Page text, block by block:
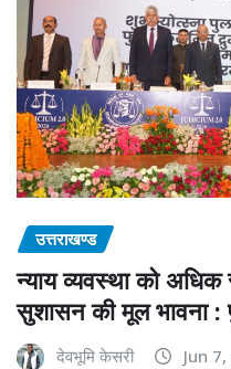
उत्तराखण्ड
न्याय व्यवस्था को
सुशासन की मूल भावना :
देवभूमि केसरी Jun